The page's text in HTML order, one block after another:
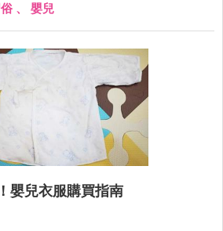
、 嬰兒
嬰兒衣服購買指南